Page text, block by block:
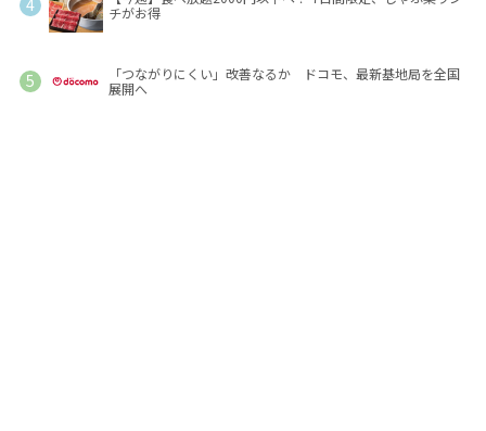
チがお得
「つながりにくい」改善なるか ドコモ、最新基地局を全国
展開へ